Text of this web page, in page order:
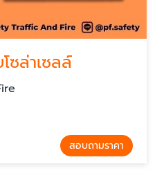
ซล่าเซลล์
สอบถามราคา